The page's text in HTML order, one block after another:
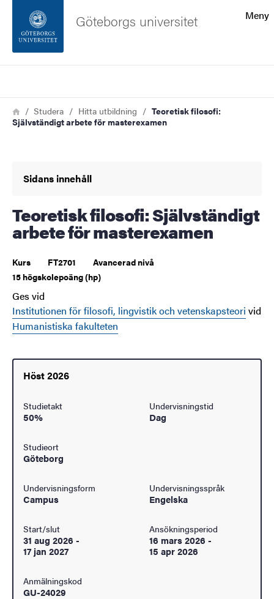
Sidfoten
Om webbplatsen
Meny
Göteborgs universitet
Länkstig
HemStudera Hitta utbildning
Teoretisk filosofi:
Självständigt arbete för masterexamen
Sidans innehåll
Teoretisk filosofi: Självständigt
arbete för masterexamen
Kurs FT2701
Avancerad nivå
15 högskolepoäng (hp)
Ges vid
Institutionen för filosofi, lingvistik och vetenskapsteori vid
Humanistiska fakulteten
Höst 2026
Studietakt
50%
Undervisningstid
Dag
Studieort
Göteborg
Undervisningsform
Campus
Undervisningsspråk
Engelska
Start/slut
31 aug 2026 -
17 jan 2027
Ansökningsperiod
16 mars 2026 -
15 apr 2026
Anmälningskod
GU-24029